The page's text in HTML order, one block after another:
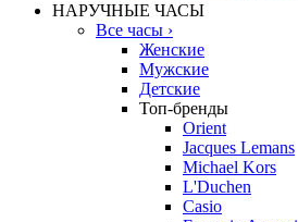
НАРУЧНЫЕ ЧАСЫ
Все часы ›
Женские
Мужские
Детские
Топ-бренды
Orient
Jacques Lemans
Michael Kors
L'Duchen
Casio